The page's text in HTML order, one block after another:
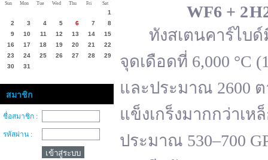
Sun Mon Tue Wed Thu Fri Sat
1
2
3 4 5 6 7
8
9
10 11 12 13 14
15
16
17 18 19 20 21
22
23
24 25 26 27 28
29
30
31
สมาชิก
ชื่อสมาชิก :
รหัสผ่าน :
WF6 + 2 H
ทังสเตนคาร์ไบด์มี
จุดเดือดที่ 6,000 °C
และประมาณ 2600
แข็งเกร็งมากกว่าเ
ประมาณ 530–700